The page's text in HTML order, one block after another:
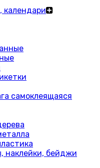
календари
самоклеящаяся
наклейки, бейджи